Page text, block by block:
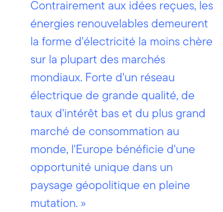
Contrairement aux idées reçues, les
énergies renouvelables demeurent
la forme d'électricité la moins chère
sur la plupart des marchés
mondiaux. Forte d'un réseau
électrique de grande qualité, de
taux d'intérêt bas et du plus grand
marché de consommation au
monde, l'Europe bénéficie d'une
opportunité unique dans un
paysage géopolitique en pleine
mutation. »